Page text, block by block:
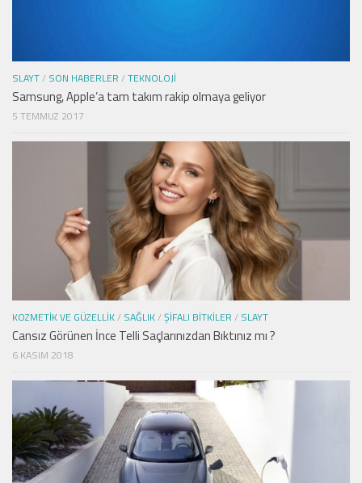
SLAYT/ SON HABERLER /TEKNOLOJI
Samsung, Apple’a tam takım rakip olmaya geliyor
5 TEMMUZ 2017
KOZMETIK VE GÜZELLIK/ SAĞLIK/ŞIFALI BITKILER / SLAYT
Cansız Görünen İnce Telli Saçlarınızdan Bıktınız mı ?
6 KASIM 2018